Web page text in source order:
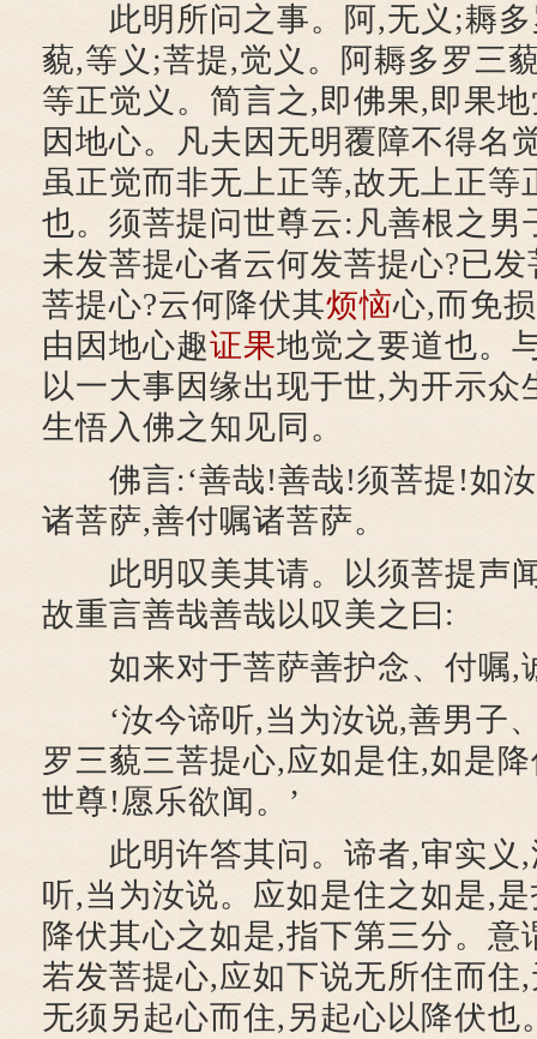
此明所问之事。阿,无义;耨多
藐,等义;菩提,觉义。阿耨多罗三
等正觉义。简言之,即佛果,即果
因地心。凡夫因无明覆障不得名
虽正觉而非无上正等,故无上正等
也。须菩提问世尊云:凡善根之男
未发菩提心者云何发菩提心?已
菩提心?云何降伏其烦恼心,而免
由因地心趣证果地觉之要道也。
以一大事因缘出现于世,为开示众
生悟入佛之知见同。
佛言:‘善哉!善哉!须菩提!如汝
诸菩萨,善付嘱诸菩萨。
此明叹美其请。以须菩提声
故重言善哉善哉以叹美之曰:
如来对于菩萨善护念、付嘱,
‘汝今谛听,当为汝说,善男子
罗三藐三菩提心,应如是住,如是
世尊!愿乐欲闻。’
此明许答其问。谛者,审实义,
听,当为汝说。应如是住之如是,
降伏其心之如是,指下第三分。意
若发菩提心,应如下说无所住而住
无须另起心而住,另起心以降伏也